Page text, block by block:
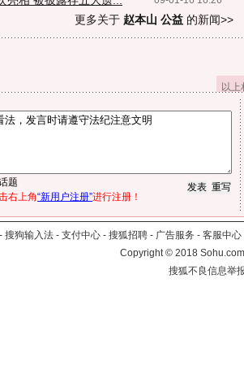
更多关于 赵本山 公益 的新闻>>
以
题
右上角“新用户注册”进行注册！
- 搜狗输入法 - 支付中心 - 搜狐招聘 - 广告服务 - 客服中心
Copyright©2018
搜狐不良信息举